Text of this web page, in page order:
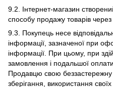
9.2. Інтернет-магазин
способу продажу товарів через
9.3. Покупець несе
інформації, зазначеної при
інформації. При цьому, при
замовлення і подальшої
Продавцю свою беззастережну
зберігання, використання